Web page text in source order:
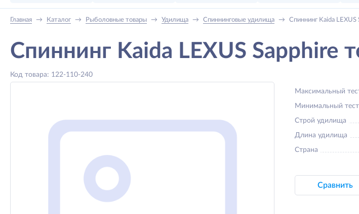
Главная → Каталог → Рыболовные товары → Удилища → Спиннинговые удилища → Спиннинг Kaida
Спиннинг Kaida LEXUS Sapphire
Код товара: 122-110-240
Максимальный
Минимальный
Строй удилища
Длина удилища
Страна
Сравнить